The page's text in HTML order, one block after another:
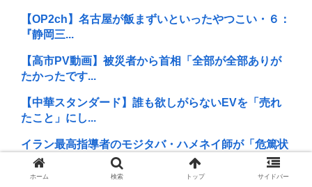
【OP2ch】名古屋が飯まずいといったやつこい・６：
『静岡三...
【高市PV動画】被災者から首相「全部が全部ありが
たかったです...
【中華スタンダード】誰も欲しがらないEVを「売れ
たこと」にし...
イラン最高指導者のモジタバ・ハメネイ師が「危篤状
態」？ イラ...
ホーム 検索 トップ サイドバー